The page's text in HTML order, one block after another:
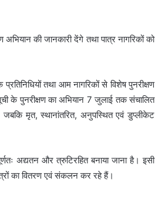
की जानकारी देंगे तथा पात्र नागरिकों को
तथा आम नागरिकों से विशेष पुनरीक्षण
के पुनरीक्षण का अभियान 7 जुलाई तक संचालित
मृत, स्थानांतरित, अनुपस्थित एवं डुप्लीकेट
अद्यतन और त्रुटिरहित बनाया जाना है। इसी
का वितरण एवं संकलन कर रहे हैं।